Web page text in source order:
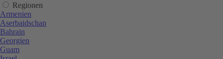
Regionen
Armenien
Aserbaidschan
Bahrain
Georgien
Guam